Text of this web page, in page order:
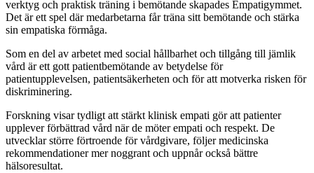
verktyg och praktisk träning i bemötande skapades Empatigymmet.
Det är ett spel där medarbetarna får träna sitt bemötande och stärka
sin empatiska förmåga.
Som en del av arbetet med social hållbarhet och tillgång till jämlik
vård är ett gott patientbemötande av betydelse för
patientupplevelsen, patientsäkerheten och för att motverka risken för
diskriminering.
Forskning visar tydligt att stärkt klinisk empati gör att patienter
upplever förbättrad vård när de möter empati och respekt. De
utvecklar större förtroende för vårdgivare, följer medicinska
rekommendationer mer noggrant och uppnår också bättre
hälsoresultat.